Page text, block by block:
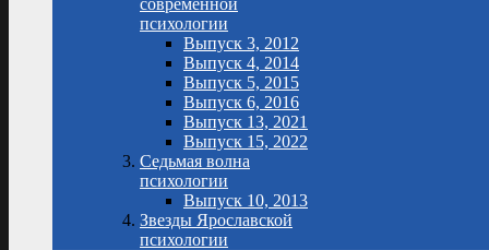
современной
психологии
Выпуск 3, 2012
Выпуск 4, 2014
Выпуск 5, 2015
Выпуск 6, 2016
Выпуск 13, 2021
Выпуск 15, 2022
Седьмая волна
психологии
Выпуск 10, 2013
Звезды Ярославской
психологии